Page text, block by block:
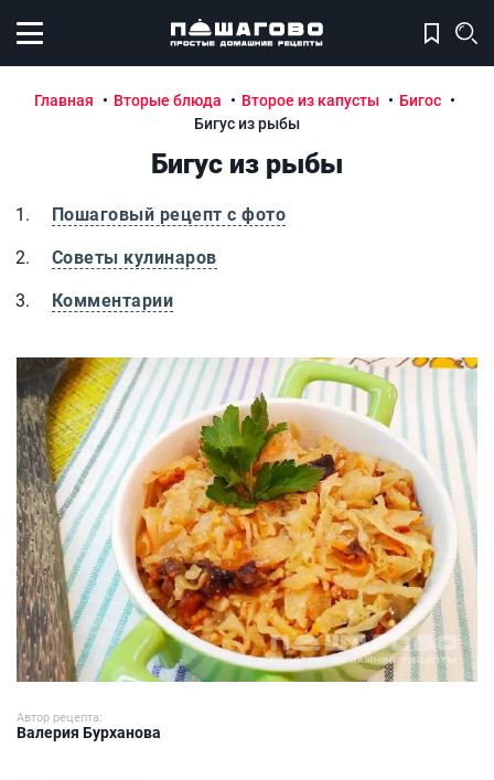
Открыть меню
Главная Вторые блюда Второе из капусты
Бигос
Бигус из рыбы
Бигус из рыбы
Пошаговый рецепт с фото
Советы кулинаров
Комментарии
Бигус из рыбы
Автор рецепта:
Валерия Бурханова